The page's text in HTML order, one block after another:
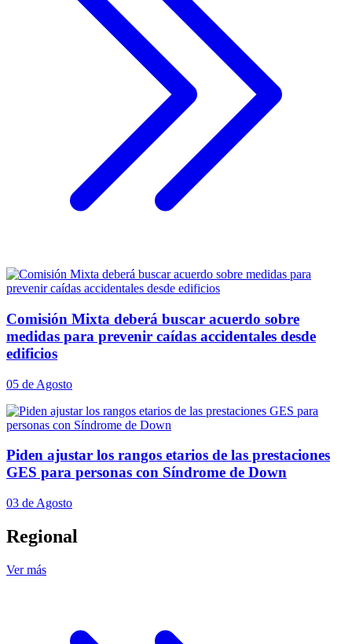
Comisión Mixta deberá buscar acuerdo sobre
medidas para prevenir caídas accidentales desde
edificios
05 de Agosto
Piden ajustar los rangos etarios de las prestaciones
GES para personas con Síndrome de Down
03 de Agosto
Regional
Ver más